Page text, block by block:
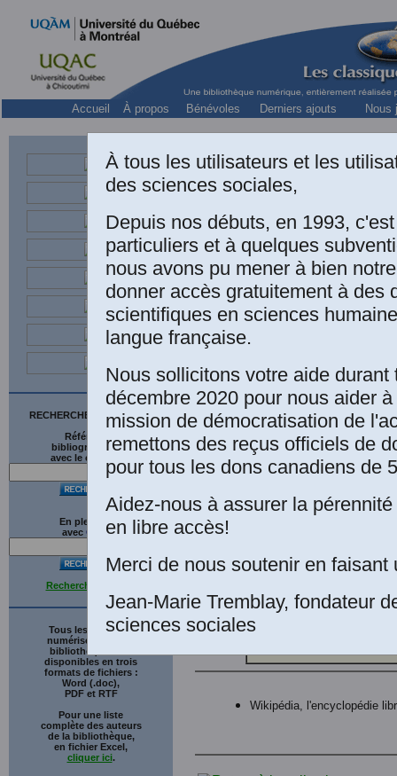
Accueil À propos Bénévoles Derniers ajouts Nous
RECHERCHE SUR LE SITE
Références
bibliographiques
avec le catalogue
En plein texte
avec G gle
Recherche avancée
Tous les ouvrages
numérisés de cette
bibliothèque sont
disponibles en trois
formats de fichiers :
Word (.doc),
PDF et RTF
Pour une liste
complète des auteurs
de la bibliothèque,
en fichier Excel,
cliquer ici.
Haïti: Les
pp.
Première
Inson
Wikipédia, l'encyclopédie
À tous les utilisateurs et les
des sciences sociales,
Depuis nos débuts, en 1993,
particuliers et à quelques
nous avons pu mener à bien
donner accès gratuitement à des
scientifiques en sciences
langue française.
Nous sollicitons votre aide durant
décembre 2020 pour nous aider
mission de démocratisation de
remettons des reçus officiels de
pour tous les dons canadiens de
Aidez-nous à assurer la
en libre accès!
Merci de nous soutenir en faisant
Jean-Marie Tremblay, fondateur
sciences sociales